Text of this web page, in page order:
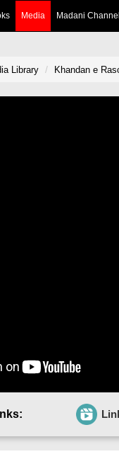
Media Madani Channel
Library